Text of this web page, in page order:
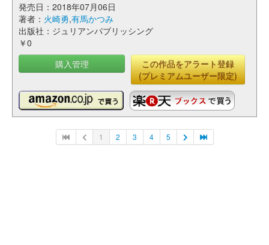
発売日：2018年07月06日
著者： 火崎勇,有馬かつみ
出版社：ジュリアンパブリッシング
￥0
購入管理
この作品をアラート登録
(プレミアムユーザー限定)
1 2 3 4 5